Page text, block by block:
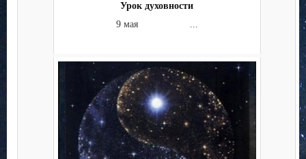
Урок духовности
9 мая ...